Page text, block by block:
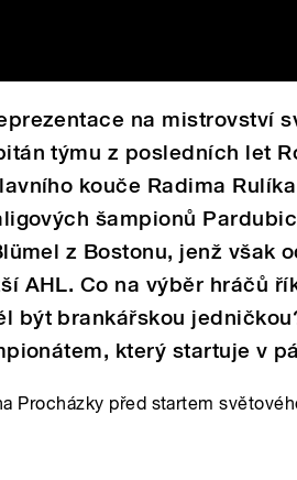
na mistrovství
týmu z posledních let
kouče Radima
šampionů
z Bostonu, jenž však
AHL. Co na výběr hráčů
být brankářskou
který startuje v
Procházky před startem